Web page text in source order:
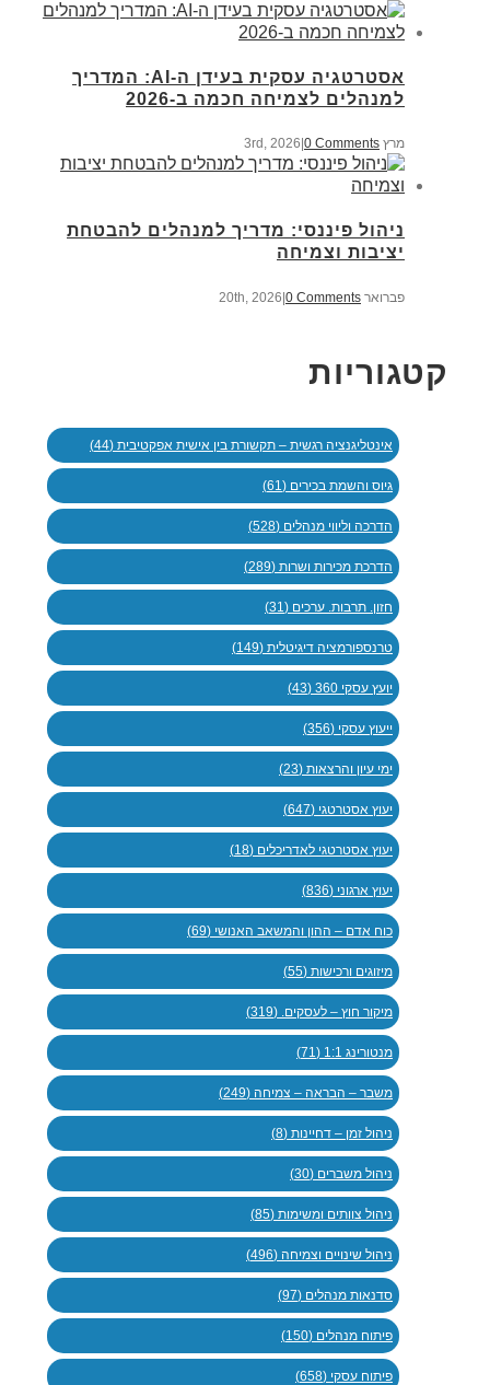
אסטרטגיה עסקית בעידן ה-AI: המדריך
למנהלים לצמיחה חכמה ב-2026
מרץ 3rd, 2026 0 Comments
ניהול פיננסי: מדריך למנהלים להבטחת
יציבות וצמיחה
פברואר 20th, 2026 |0 Comments
קטגוריות
אינטליגנציה רגשית – תקשורת בין אישית אפקטיבית (44)
גיוס והשמת בכירים (61)
הדרכה וליווי מנהלים (528)
הדרכת מכירות ושרות (289)
חזון. תרבות. ערכים (31)
טרנספורמציה דיגיטלית (149)
יועץ עסקי 360 (43)
ייעוץ עסקי (356)
ימי עיון והרצאות (23)
יעוץ אסטרטגי (647)
יעוץ אסטרטגי לאדריכלים (18)
יעוץ ארגוני (836)
כוח אדם – ההון והמשאב האנושי (69)
מיזוגים ורכישות (55)
מיקור חוץ – לעסקים. (319)
מנטורינג 1:1 (71)
משבר – הבראה – צמיחה (249)
ניהול זמן – דחיינות (8)
ניהול משברים (30)
ניהול צוותים ומשימות (85)
ניהול שינויים וצמיחה (496)
סדנאות מנהלים (97)
פיתוח מנהלים (150)
פיתוח עסקי (658)